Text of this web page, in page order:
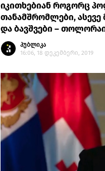
იკითხებიან როგორც
თანამშრომლები,
და ბავშვები –
პუბლიკა
16:06, 18 დეკემბერი, 2019